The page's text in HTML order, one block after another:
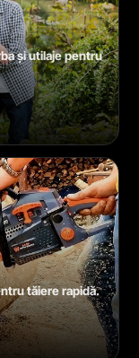
și utilaje pentru
tăiere rapidă.